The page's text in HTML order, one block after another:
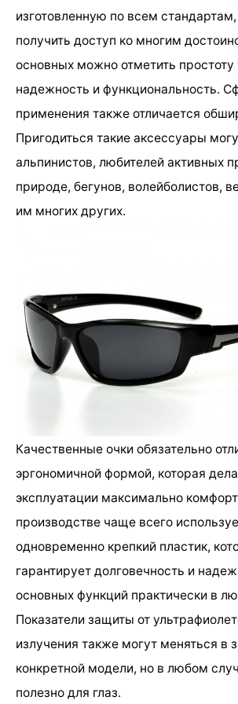
изготовленную по всем
получить доступ ко многим
основных можно отметить простоту
надежность и функциональность.
применения также отличается
Пригодиться такие аксессуары
альпинистов, любителей активных
природе, бегунов, волейболистов,
им многих других.
Качественные очки обязательно
эргономичной формой, которая
эксплуатации максимально
производстве чаще всего
одновременно крепкий пластик,
гарантирует долговечность и
основных функций практически в
Показатели защиты от
излучения также могут меняться в
конкретной модели, но в любом
полезно для глаз.